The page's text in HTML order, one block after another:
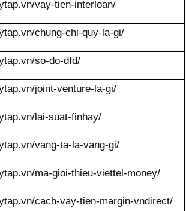
vay-tien-interloan/
chung-chi-quy-la-gi/
so-do-dfd/
joint-venture-la-gi/
lai-suat-finhay/
vang-ta-la-vang-gi/
ma-gioi-thieu-viettel-money/
cach-vay-tien-margin-vndirect/